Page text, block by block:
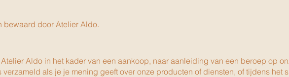
bewaard door Atelier Aldo.
Aldo in het kader van een aankoop, naar aanleiding van een beroep op
als je je mening geeft over onze producten of diensten, of tijdens